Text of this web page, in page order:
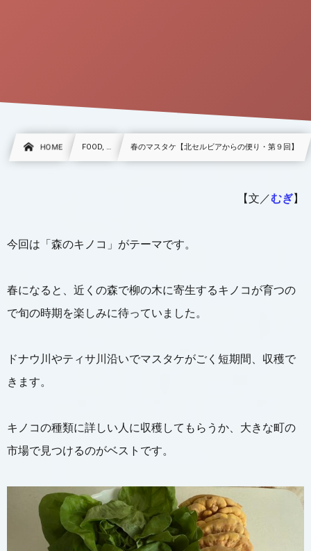
HOME FOOD, … 春のマスタケ【北セルビアからの便り・第９回】
【文／むぎ】
今回は「森のキノコ」がテーマです。
春になると、近くの森で柳の木に寄生するキノコが育つの
で旬の時期を楽しみに待っていました。
ドナウ川やティサ川沿いでマスタケがごく短期間、収穫で
きます。
キノコの種類に詳しい人に収穫してもらうか、大きな町の
市場で見つけるのがベストです。